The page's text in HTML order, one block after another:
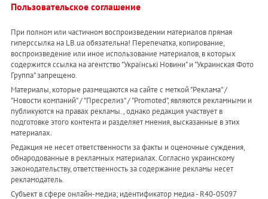
Пользовательское соглашение
При полном или частичном воспроизведении материалов прямая
гиперссылка на LB.ua обязательна! Перепечатка, копирование,
воспроизведение или иное использование материалов, в которых
содержится ссылка на агентство "Українськi Новини" и "Украинская Фото
Группа" запрещено.
Материалы, которые размещаются на сайте с меткой "Реклама" /
"Новости компаний" / "Пресрелиз" / "Promoted", являются рекламными и
публикуются на правах рекламы. , однако редакция участвует в
подготовке этого контента и разделяет мнения, высказанные в этих
материалах.
Редакция не несет ответственности за факты и оценочные суждения,
обнародованные в рекламных материалах. Согласно украинскому
законодательству, ответственность за содержание рекламы несет
рекламодатель.
Субъект в сфере онлайн-медиа; идентификатор медиа - R40-05097